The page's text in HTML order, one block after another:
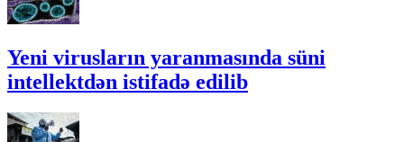
Yeni virusların yaranmasında süni
intellektdən istifadə edilib